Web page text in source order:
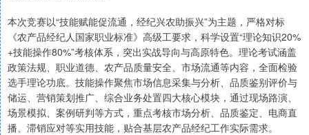
本次竞赛以“技能赋能促流通，经纪兴农助振兴”为主题，严格对标
《农产品经纪人国家职业标准》高级工要求，科学设置“理论知识20%
+技能操作80%”考核体系，突出实战导向与高原特色。理论考试涵盖
政策法规、职业道德、农产品质量安全、市场流通等内容，全面检验
选手理论功底。技能操作聚焦市场信息采集与分析、品质鉴别评价与
储运、营销策划推广、综合业务处置四大核心模块，通过现场路演、
场景模拟、案例研判等方式，重点考核市场分析、品质鉴定、电商直
播、滞销应对等实用技能，贴合基层农产品经纪工作实际需求。